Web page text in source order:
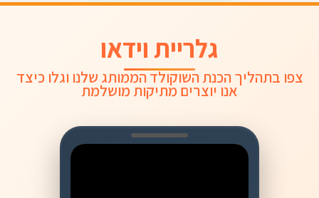
גלריית וידאו
צפו בתהליך הכנת השוקולד הממותג שלנו וגלו כיצד
אנו יוצרים מתיקות מושלמת